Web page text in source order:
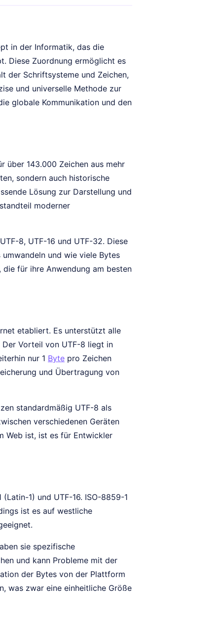
in der Informatik, das die
Diese Zuordnung ermöglicht es
der Schriftsysteme und Zeichen,
und universelle Methode zur
globale Kommunikation und den
über 143.000 Zeichen aus mehr
sondern auch historische
Lösung zur Darstellung und
moderner
8, UTF-16 und UTF-32. Diese
und wie viele Bytes
für ihre Anwendung am besten
etabliert. Es unterstützt alle
Vorteil von UTF-8 liegt in
nur 1 Byte pro Zeichen
und Übertragung von
standardmäßig UTF-8 als
verschiedenen Geräten
Web ist, ist es für Entwickler
1) und UTF-16. ISO-8859-1
ist es auf westliche
sie spezifische
und kann Probleme mit der
der Bytes von der Plattform
was zwar eine einheitliche Größe